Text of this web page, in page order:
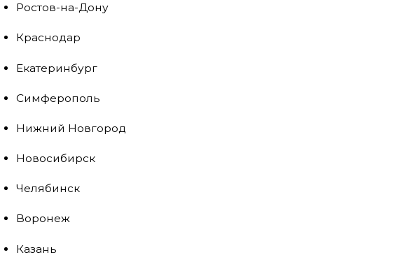
Ростов-на-Дону
Краснодар
Екатеринбург
Симферополь
Нижний Новгород
Новосибирск
Челябинск
Воронеж
Казань